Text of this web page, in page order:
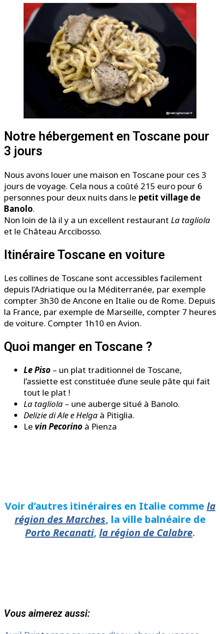
Notre hébergement en Toscane pour
3 jours
Nous avons louer une maison en Toscane pour ces 3
jours de voyage. Cela nous a coûté 215 euro pour 6
personnes pour deux nuits dans le petit village de
Banolo.
Non loin de là il y a un excellent restaurant La tagliola
et le Château Arccibosso.
Itinéraire Toscane en voiture
Les collines de Toscane sont accessibles facilement
depuis l’Adriatique ou la Méditerranée, par exemple
compter 3h30 de Ancone en Italie ou de Rome. Depuis
la France, par exemple de Marseille, compter 7 heures
de voiture. Compter 1h10 en Avion.
Quoi manger en Toscane ?
Le Piso – un plat traditionnel de Toscane,
l’assiette est constituée d’une seule pâte qui fait
tout le plat !
La tagliola – une auberge situé à Banolo.
Delizie di Ale e Helga à Pitiglia.
Le vin Pecorino à Pienza
Voir d’autres itinéraires en Italie comme la
région des Marches, la ville balnéaire de
Porto Recanati, la région de Calabre.
Vous aimerez aussi: